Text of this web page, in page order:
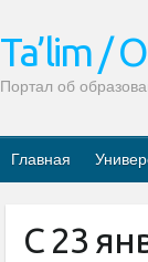
Ta’lim /
Портал об
Главная
С 23